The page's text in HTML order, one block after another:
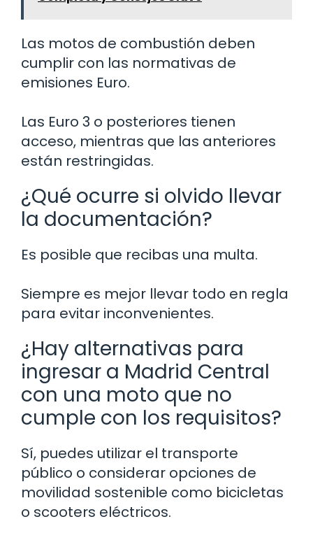
Las motos de combustión deben
cumplir con las normativas de
emisiones Euro.
Las Euro 3 o posteriores tienen
acceso, mientras que las anteriores
están restringidas.
¿Qué ocurre si olvido llevar
la documentación?
Es posible que recibas una multa.
Siempre es mejor llevar todo en regla
para evitar inconvenientes.
¿Hay alternativas para
ingresar a Madrid Central
con una moto que no
cumple con los requisitos?
Sí, puedes utilizar el transporte
público o considerar opciones de
movilidad sostenible como bicicletas
o scooters eléctricos.